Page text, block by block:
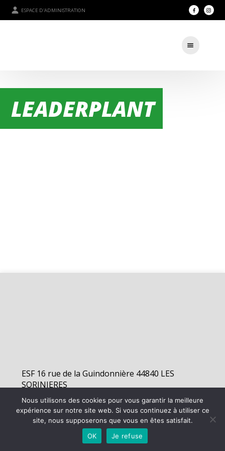
ESPACE D'ADMINISTRATION
LEADERPLANT
ESF 16 rue de la Guindonnière 44840 LES
SORINIERES
2026 - Elan Sorinières Football | Site internet réalisé par
MENTIONS LÉGALES
Nous utilisons des cookies pour vous garantir la meilleure
expérience sur notre site web. Si vous continuez à utiliser ce
site, nous supposerons que vous en êtes satisfait.
OK
Je refuse